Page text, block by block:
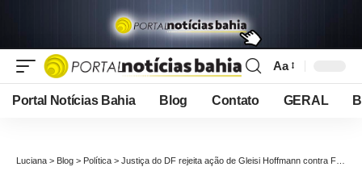
Font
Resizer
Aa
Portal Notícias Bahia Blog Contato GERAL
Luciana > Blog > Política > Justiça do DF rejeita ação de Gleisi Hoffmann contra Flávio Bolsonaro por vídeo publicado nas redes sociais.